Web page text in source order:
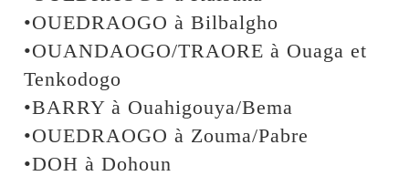
•OUEDRAOGO à Bilbalgho
•OUANDAOGO/TRAORE à Ouaga et
Tenkodogo
•BARRY à Ouahigouya/Bema
•OUEDRAOGO à Zouma/Pabre
•DOH à Dohoun